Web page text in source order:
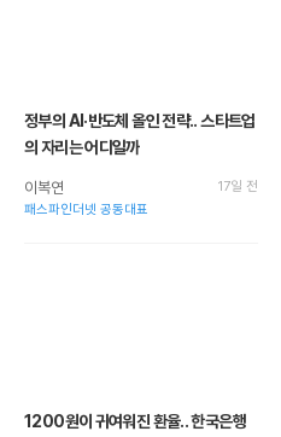
정부의 AI·반도체 올인 전략.. 스타트업
의 자리는 어디일까
이복연
패스파인더넷 공동대표
17일 전
1200원이 귀여워진 환율.. 한국은행